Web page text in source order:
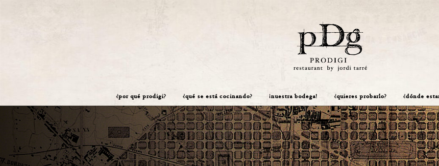
¿por qué prodigi? ¿qué se está cocinando? ¡nuestra bodega! ¿quieres probarlo? ¿dónde